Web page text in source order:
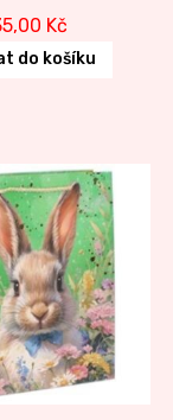
Kč
do košíku